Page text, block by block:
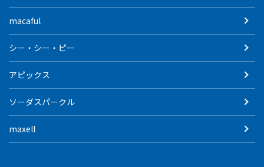
macaful
シー・シー・ピー
アピックス
ソーダスパークル
maxell